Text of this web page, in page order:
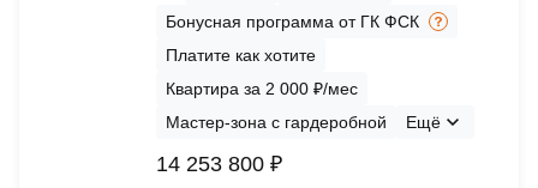
Бонусная программа от ГК ФСК
Платите как хотите
Квартира за 2 000 ₽/мес
Мастер-зона с гардеробной
Ещё
14 253 800 ₽